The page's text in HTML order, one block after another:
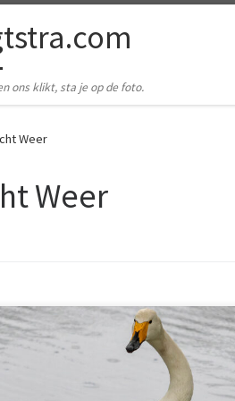
ons klikt, sta je op de foto.
Weer
Weer